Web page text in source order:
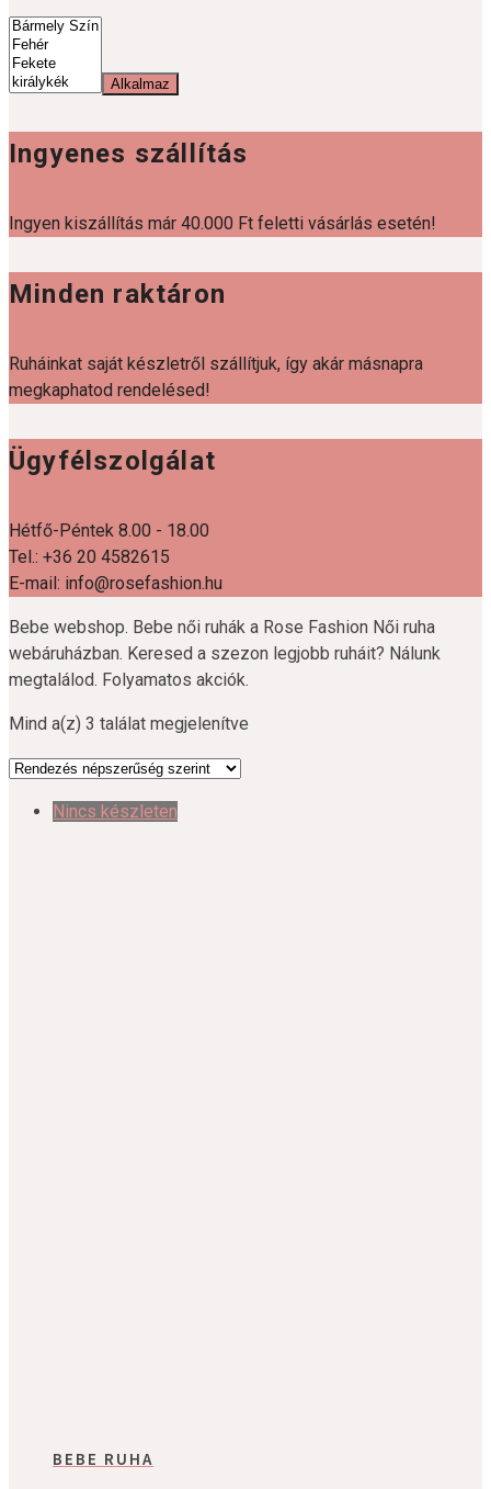
Bebe webshop. Bebe női ruhák a Rose Fashion Női ruha
webáruházban. Keresed a szezon legjobb ruháit? Nálunk
megtalálod. Folyamatos akciók.
Mind a(z) 3 találat megjelenítve
Nincs készleten
BEBE RUHA
Alkalmaz
Ingyenes szállítás
Ingyen kiszállítás már 40.000 Ft feletti vásárlás esetén!
Minden raktáron
Ruháinkat saját készletről szállítjuk, így akár másnapra
megkaphatod rendelésed!
Ügyfélszolgálat
Hétfő-Péntek 8.00 - 18.00
Tel.: +36 20 4582615
E-mail: info@rosefashion.hu